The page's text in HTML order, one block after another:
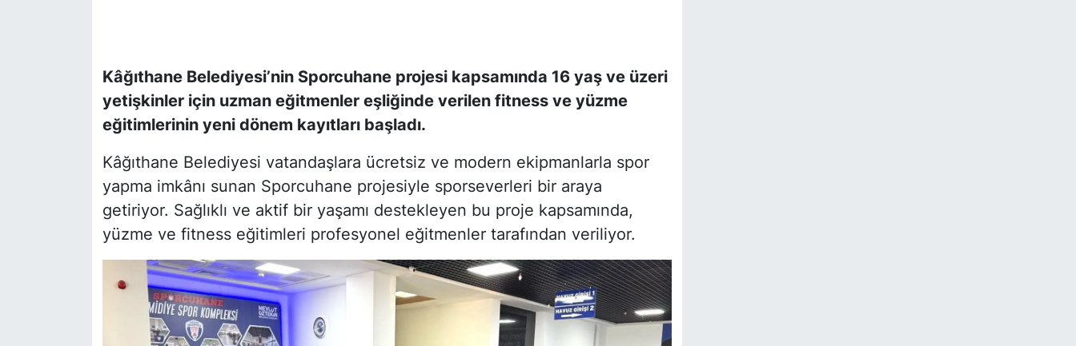
Kâğıthane Belediyesi’nin Sporcuhane projesi kapsamında 16 yaş ve üzeri
yetişkinler için uzman eğitmenler eşliğinde verilen fitness ve yüzme
eğitimlerinin yeni dönem kayıtları başladı.
Kâğıthane Belediyesi vatandaşlara ücretsiz ve modern ekipmanlarla spor
yapma imkânı sunan Sporcuhane projesiyle sporseverleri bir araya
getiriyor. Sağlıklı ve aktif bir yaşamı destekleyen bu proje kapsamında,
yüzme ve fitness eğitimleri profesyonel eğitmenler tarafından veriliyor.
SON DAKİKA HABERİ
TEKNOLOJİ
TÜRKİYE VE DÜNYA GÜNDEMİ
VİDEO GALERİ